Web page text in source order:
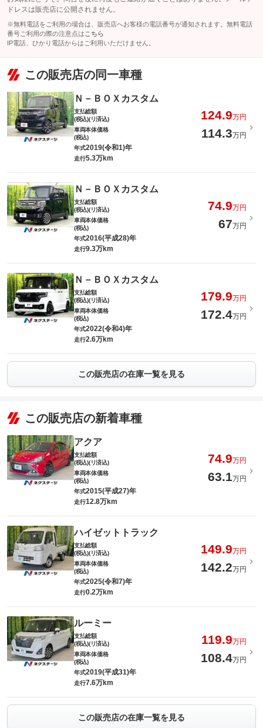
ドレスは販売店に公開されません。
※無料電話をご利用の場合は、販売店へお客様の電話番号が通知されます。無料電話
番号ご利用の際の注意点は こちら
IP電話、ひかり電話からはご利用いただけません。
この販売店の同一車種
Ｎ－ＢＯＸカスタム
支払総額
(税込)(リ済込)
124.9万円
車両本体価格
(税込)
114.3万円
年式2019(令和1)年
走行5.3万km
Ｎ－ＢＯＸカスタム
支払総額
(税込)(リ済込)
74.9万円
車両本体価格
(税込)
67万円
年式2016(平成28)年
走行9.3万km
Ｎ－ＢＯＸカスタム
支払総額
(税込)(リ済込)
179.9万円
車両本体価格
(税込)
172.4万円
年式2022(令和4)年
走行2.6万km
この販売店の在庫一覧を見る
この販売店の新着車種
アクア
支払総額
(税込)(リ済込)
74.9万円
車両本体価格
(税込)
63.1万円
年式2015(平成27)年
走行12.8万km
ハイゼットトラック
支払総額
(税込)(リ済込)
149.9万円
車両本体価格
(税込)
142.2万円
年式2025(令和7)年
走行0.2万km
ルーミー
支払総額
(税込)(リ済込)
119.9万円
車両本体価格
(税込)
108.4万円
年式2019(平成31)年
走行7.6万km
この販売店の在庫一覧を見る